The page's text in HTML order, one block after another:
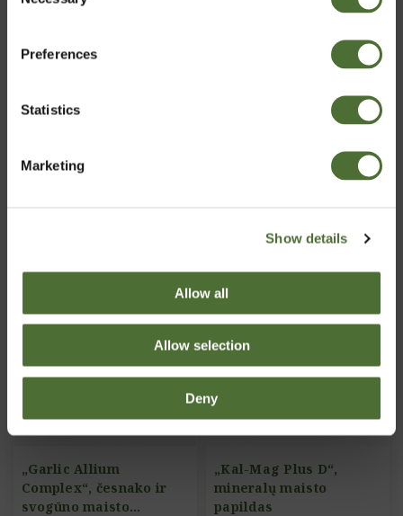
Preferences
Statistics
Marketing
Show details
Allow all
Allow selection
Deny
maisto papildas
54,00/vnt.
„Garlic Allium
Complex“, česnako ir
svogūno maisto
„Kal-Mag Plus D“,
mineralų maisto
papildas